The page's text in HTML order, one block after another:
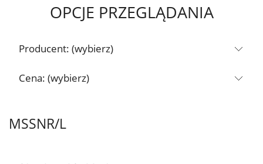
OPCJE PRZEGLĄDANIA
Producent: (wybierz)
Cena: (wybierz)
MSSNR/L